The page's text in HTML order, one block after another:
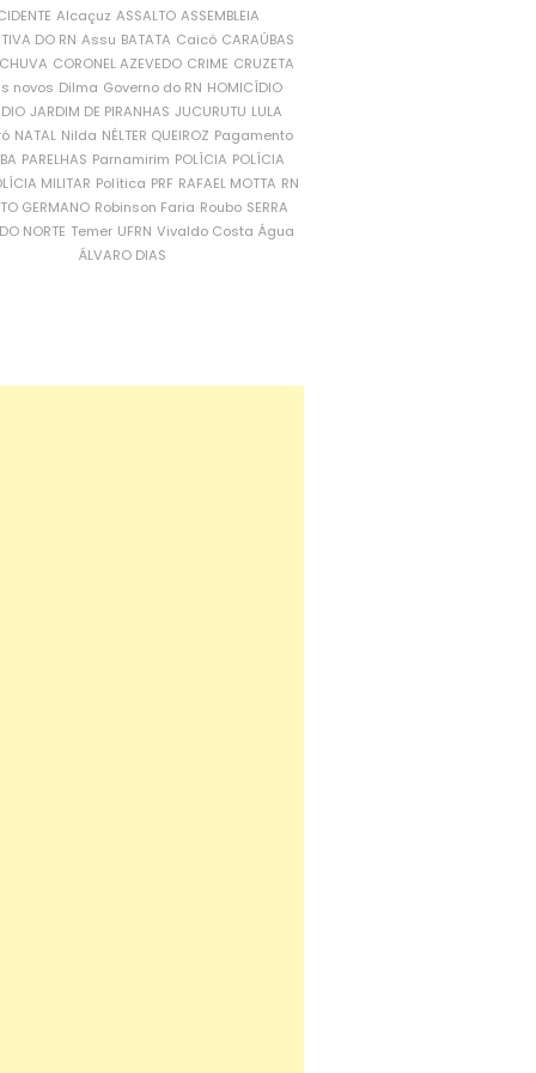
Alcaçuz ASSALTO ASSEMBLEIA
DO RN Assu BATATA Caicó CARAÚBAS
CORONEL AZEVEDO CRIME CRUZETA
novos Dilma Governo do RN HOMICÍDIO
JARDIM DE PIRANHAS JUCURUTU LULA
NATAL Nilda NÉLTER QUEIROZ Pagamento
PARELHAS Parnamirim POLÍCIA POLÍCIA
MILITAR Política PRF RAFAEL MOTTA RN
GERMANO Robinson Faria Roubo SERRA
NORTE Temer UFRN Vivaldo Costa Água
ÁLVARO DIAS